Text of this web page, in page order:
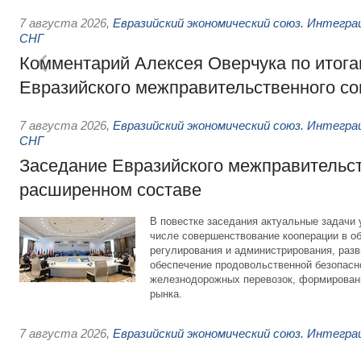
7 августа 2026, Евразийский экономический союз.
СНГ
Комментарий Алексея Оверчука по
Евразийского межправительственного
7 августа 2026, Евразийский экономический союз.
СНГ
Заседание Евразийского
расширенном составе
В повестке заседания актуальные задачи
числе совершенствование кооперации в
регулирования и администрирования,
обеспечение продовольственной
железнодорожных перевозок,
рынка.
7 августа 2026, Евразийский экономический союз.